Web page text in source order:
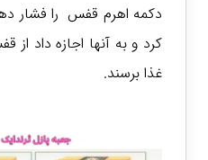
دکمه اهرم قفس را فشار
کرد و به آنها اجازه داد از
غذا برسند.